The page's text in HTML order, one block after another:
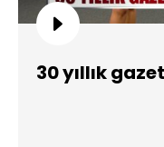
30 yıllık